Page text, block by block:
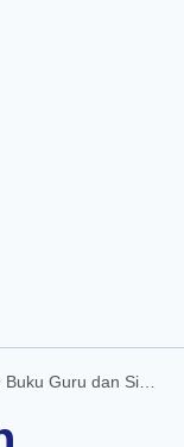
Buku Guru dan Siswa Kelas X MA SMA Mapel PJOK Kurikulum 2013